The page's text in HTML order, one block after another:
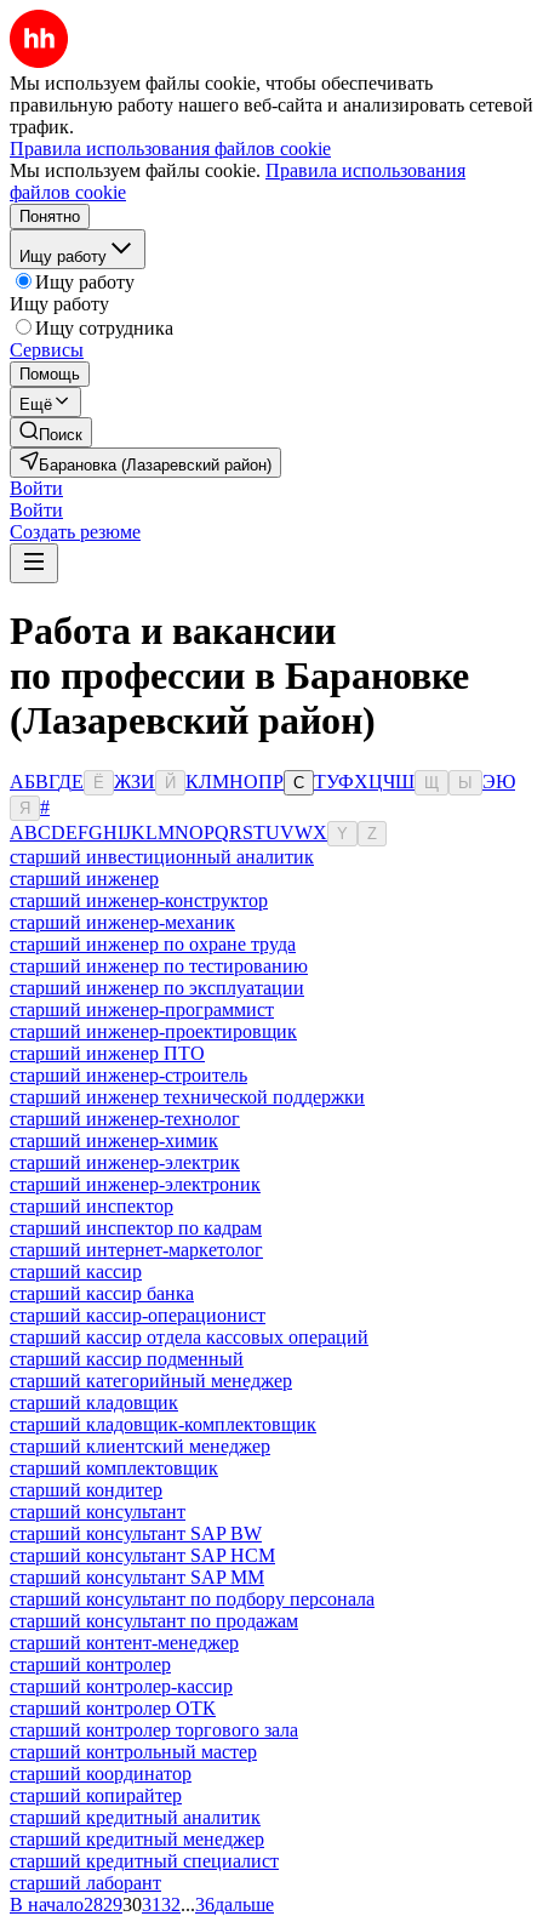
Мы используем файлы cookie, чтобы обеспечивать
правильную работу нашего веб-сайта и анализировать сетевой
трафик.
Правила использования файлов cookie
Мы используем файлы cookie. Правила использования
файлов cookie
Понятно
Ищу работу
Ищу работу
Ищу работу
Ищу сотрудника
Сервисы
Помощь
Ещё
Поиск
Барановка (Лазаревский район)
Войти
Войти
Создать резюме
Работа и вакансии
по профессии в Барановке
(Лазаревский район)
АБВГДЕ Ё ЖЗИ Й КЛМНОПР С ТУФХЦЧШ Ы ЭЮ
Я
#
ABCDEFGHIJKLMNOPQRSTUVWX Y Z
старший инвестиционный аналитик
старший инженер
старший инженер-конструктор
старший инженер-механик
старший инженер по охране труда
старший инженер по тестированию
старший инженер по эксплуатации
старший инженер-программист
старший инженер-проектировщик
старший инженер ПТО
старший инженер-строитель
старший инженер технической поддержки
старший инженер-технолог
старший инженер-химик
старший инженер-электрик
старший инженер-электроник
старший инспектор
старший инспектор по кадрам
старший интернет-маркетолог
старший кассир
старший кассир банка
старший кассир-операционист
старший кассир отдела кассовых операций
старший кассир подменный
старший категорийный менеджер
старший кладовщик
старший кладовщик-комплектовщик
старший клиентский менеджер
старший комплектовщик
старший кондитер
старший консультант
старший консультант SAP BW
старший консультант SAP HCM
старший консультант SAP MM
старший консультант по подбору персонала
старший консультант по продажам
старший контент-менеджер
старший контролер
старший контролер-кассир
старший контролер ОТК
старший контролер торгового зала
старший контрольный мастер
старший координатор
старший копирайтер
старший кредитный аналитик
старший кредитный менеджер
старший кредитный специалист
старший лаборант
В начало2829303132...36дальше